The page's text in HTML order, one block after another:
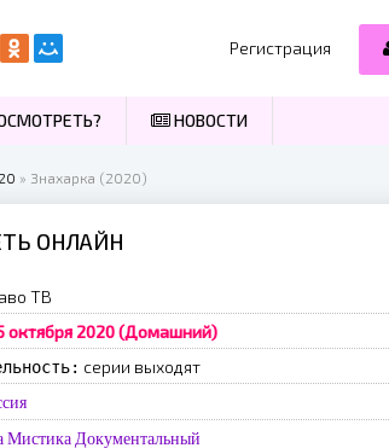
» Знахарка (2020)
ОНЛАЙН
ТВ
октября 2020 (Домашний)
серии выходят
Мистика Документальный
Регистрация
НОВОСТИ